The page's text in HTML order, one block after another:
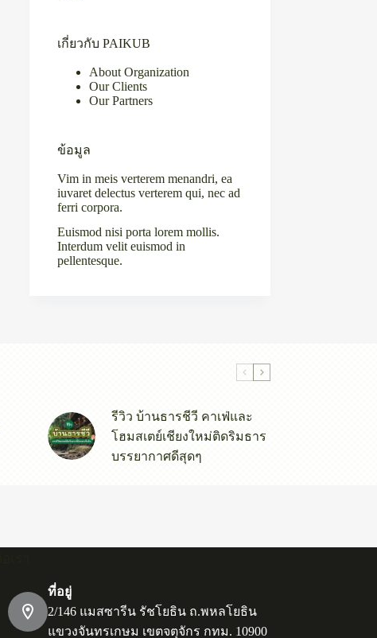
เกี่ยวกับ PAIKUB
About Organization
Our Clients
Our Partners
ข้อมูล
Vim in meis verterem menandri, ea
iuvaret delectus verterem qui, nec ad
ferri corpora.
Euismod nisi porta lorem mollis.
Interdum velit euismod in
pellentesque.
รีวิว บ้านธารชีวี คาเฟ่และ
โฮมสเตย์เชียงใหม่ติดริมธาร
บรรยากาศดีสุดๆ
ที่อยู่
2/146 แมสซารีน รัชโยธิน ถ.พหลโยธิน
แขวงจันทรเกษม เขตจตุจักร กทม. 10900